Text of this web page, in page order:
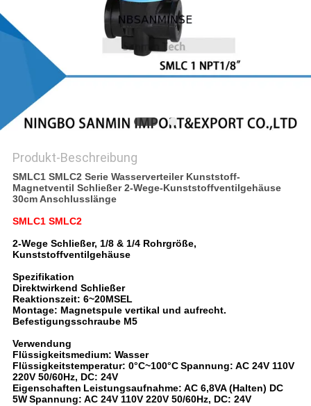
DATENSCHUTZERKLÄRUNG
Produkt-Beschreibung
SMLC1 SMLC2 Serie Wasserverteiler Kunststoff-
Magnetventil Schließer 2-Wege-Kunststoffventilgehäuse
30cm Anschlusslänge
SMLC1 SMLC2
2-Wege Schließer, 1/8 & 1/4 Rohrgröße,
Kunststoffventilgehäuse
Spezifikation
Direktwirkend Schließer
Reaktionszeit: 6~20MSEL
Montage: Magnetspule vertikal und aufrecht.
Befestigungsschraube M5
Verwendung
Flüssigkeitsmedium: Wasser
Flüssigkeitstemperatur: 0°C~100°CSpannung: AC 24V 110V
220V 50/60Hz, DC: 24V
Eigenschaften Leistungsaufnahme: AC 6,8VA (Halten) DC
5WSpannung: AC 24V 110V 220V 50/60Hz, DC: 24V